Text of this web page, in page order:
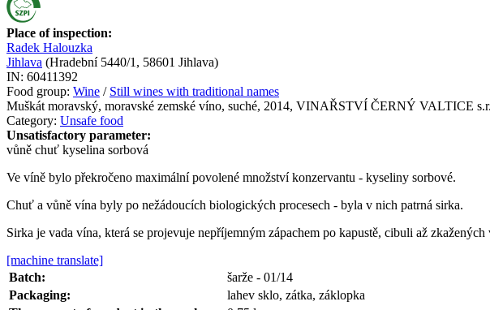
Place of inspection:
Radek Halouzka
Jihlava (Hradební 5440/1, 58601 Jihlava)
IN: 60411392
Food group: Wine / Still wines with traditional names
Muškát moravský, moravské zemské víno, suché, 2014, VINAŘSTVÍ ČERNÝ VALTICE
Category: Unsafe food
Unsatisfactory parameter:
vůně chuť kyselina sorbová
Ve víně bylo překročeno maximální povolené množství konzervantu - kyseliny sorbové.
Chuť a vůně vína byly po nežádoucích biologických procesech - byla v nich patrná sirka.
Sirka je vada vína, která se projevuje nepříjemným zápachem po kapustě, cibuli až zkažených
[machine translate]
Batch:
šarže - 01/14
Packaging:
lahev sklo, zátka, záklopka